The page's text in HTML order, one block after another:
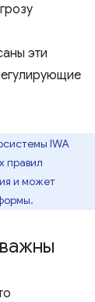
эти
IWA
правил
и может